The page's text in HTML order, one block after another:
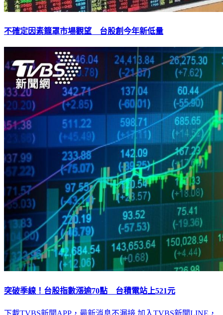
不確定因素籠罩市場觀望 台股創今年新低量
突破季線！台股指數漲逾70點 台積電站上521元
下載TVBS新聞APP，最新消息不漏接 加入TVBS新聞LINE，